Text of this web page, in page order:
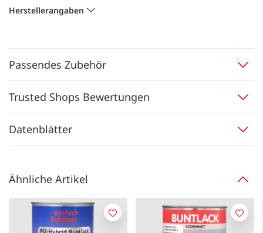
Herstellerangaben
Passendes Zubehör
Trusted Shops Bewertungen
Datenblätter
Ähnliche Artikel
Merken